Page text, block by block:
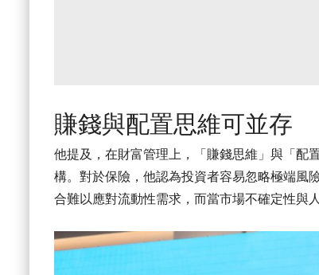
賺錢與配置思維可並存
他提及，在財富管理上，「賺錢思維」與「配
構。對於保險，他認為投資者容易忽略極端風
合難以應對流動性需求，而當市場不確定性與